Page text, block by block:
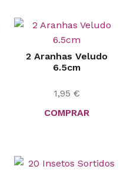
2 Aranhas Veludo
6.5cm
1,95 €
COMPRAR